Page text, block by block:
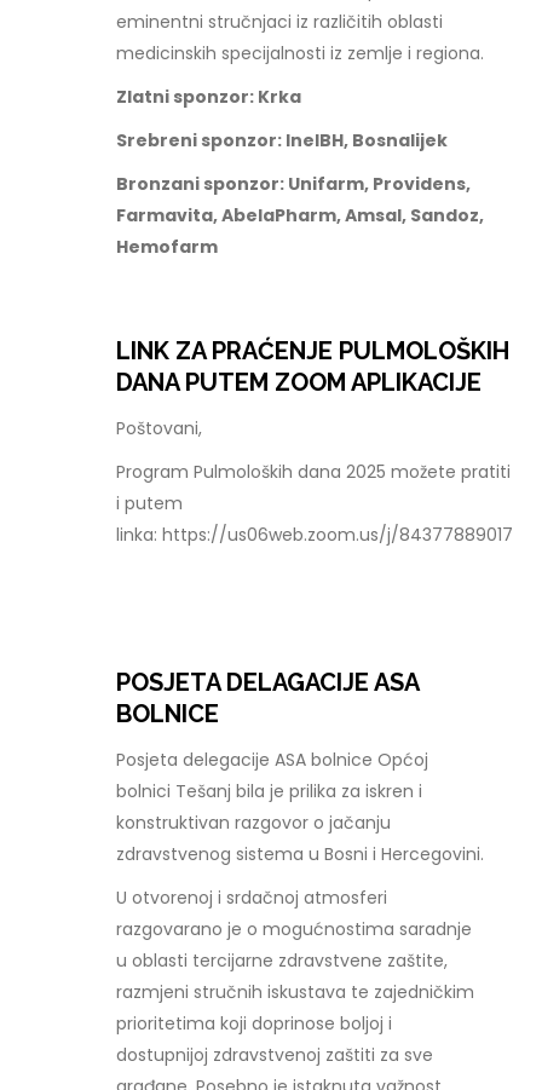
eminentni stručnjaci iz različitih oblasti
medicinskih specijalnosti iz zemlje i regiona.
Zlatni sponzor: Krka
Srebreni sponzor: InelBH, Bosnalijek
Bronzani sponzor: Unifarm, Providens,
Farmavita, AbelaPharm, Amsal, Sandoz,
Hemofarm
LINK ZA PRAĆENJE PULMOLOŠKIH
DANA PUTEM ZOOM APLIKACIJE
Poštovani,
Program Pulmoloških dana 2025 možete pratiti
i putem
linka: https://us06web.zoom.us/j/84377889017
POSJETA DELAGACIJE ASA
BOLNICE
Posjeta delegacije ASA bolnice Općoj
bolnici Tešanj bila je prilika za iskren i
konstruktivan razgovor o jačanju
zdravstvenog sistema u Bosni i Hercegovini.
U otvorenoj i srdačnoj atmosferi
razgovarano je o mogućnostima saradnje
u oblasti tercijarne zdravstvene zaštite,
razmjeni stručnih iskustava te zajedničkim
prioritetima koji doprinose boljoj i
dostupnijoj zdravstvenoj zaštiti za sve